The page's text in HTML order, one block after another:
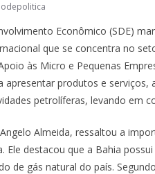
Econômico (SDE)
que se concentra no
às Micro e Pequenas
apresentar produtos e
petrolíferas, levando em
Almeida, ressaltou a
Ele destacou que a Bahia
de gás natural do país.